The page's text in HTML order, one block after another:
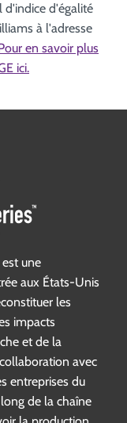
d'indice d'égalité
à l'adresse
en savoir plus
ici.
est une
aux États-Unis
les
impacts
et de la
avec
entreprises du
de la chaîne